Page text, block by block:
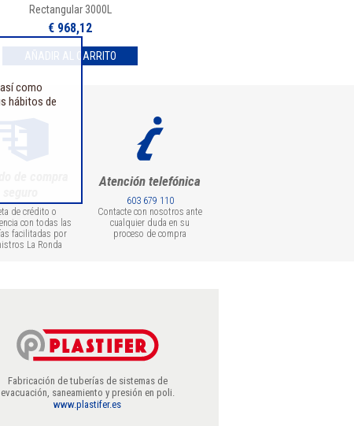
Rectangular 3000L
€ 968,12
de crédito o
con todas las
facilitadas por
La Ronda
Atención telefónica
603 679 110
Contacte con nosotros ante
cualquier duda en su
proceso de compra
Fabricación de tuberías de sistemas de
evacuación, saneamiento y presión en poli.
www.plastifer.es
como
hábitos de